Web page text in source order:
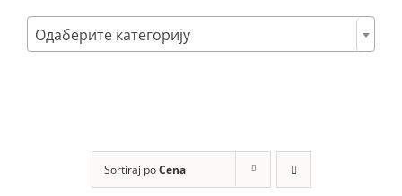
Poklon setovi
Sortiraj poCena
Одаберите категорију